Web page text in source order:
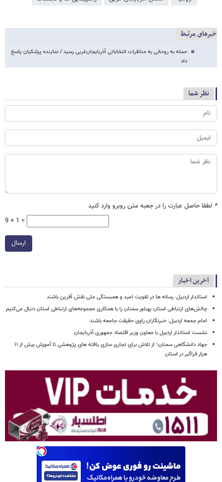
خبرهای مرتبط
حمله به روحانی به مناظرات انتخاباتی آذربایجان‌غربی رسید / نماینده پزشکیان پاسخ
داد
نظر شما
* لطفا حاصل عبارت را در جعبه متن روبرو وارد کنید
9 + 1 =
ارسال
آخرین اخبار
استاندار اردبیل: رسانه ها در تقویت امید و همبستگی ملی نقش‌ آفرین باشند
چالش‌های ارتباطی استان پهناور سمنان را با همکاری مجموعه‌های ارتباطی استان دنبال می‌کنیم
امام جمعه اردبیل: خبرنگاران راوی حقیقت جامعه باشند
نشست استاندار اردبیل با معاون وزیر اقتصاد جمهوری آذربایجان
جهاد دانشگاهی سمنان؛ از تلاش برای تجاری سازی یافته های پژوهشی تا آموزش بیش از ۱۱
هزار فراگیر در استان